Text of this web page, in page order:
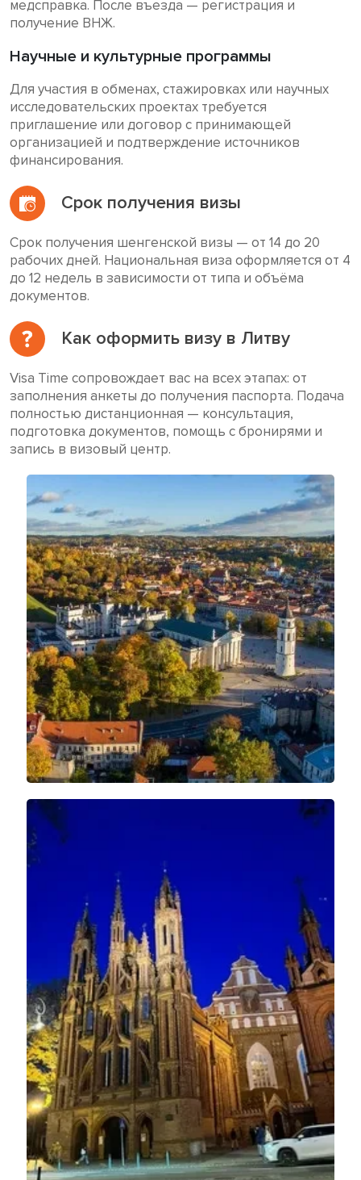
медсправка. После въезда — регистрация и
получение ВНЖ.
Научные и культурные программы
Для участия в обменах, стажировках или научных
исследовательских проектах требуется
приглашение или договор с принимающей
организацией и подтверждение источников
финансирования.
Срок получения визы
Срок получения шенгенской визы — от 14 до 20
рабочих дней. Национальная виза оформляется от 4
до 12 недель в зависимости от типа и объёма
документов.
Как оформить визу в Литву
Visa Time сопровождает вас на всех этапах: от
заполнения анкеты до получения паспорта. Подача
полностью дистанционная — консультация,
подготовка документов, помощь с бронирями и
запись в визовый центр.